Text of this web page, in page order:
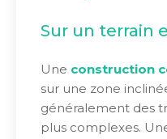
Sur un terrain
Une construction
sur une zone
généralement des
plus complexes.